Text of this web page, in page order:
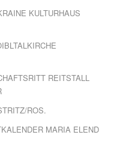
KULTURHAUS
REITSTALL
ROS.
MARIA ELEND